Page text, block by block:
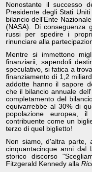
Nonostante il successo
Presidente degli Stati
bilancio dell'Ente
(NASA). Di conseguenza
russi per spedire i
rinunciare alla
Mentre si immettono
finanziarii, sapendoli
speculativo, si fatica a
finanziamento di 1,2
addotte hanno il sapore
che il bilancio annuale
completamento del
equivarrebbe al 30% di
popolazione europea,
contribuente come un
terzo di quel biglietto!
Non siamo, d'altra parte,
cinquantacinque anni dal
storico discorso
Fitzgerald Kennedy alla